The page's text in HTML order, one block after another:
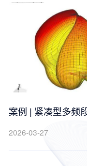
案例 | 紧凑型多频
2026-03-27